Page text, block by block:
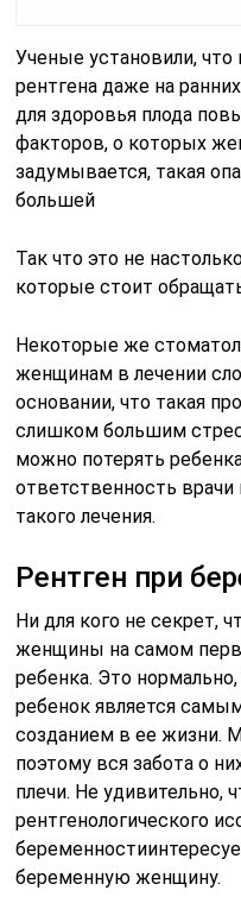
Ученые установили,
рентгена даже на
для здоровья плода
факторов, о которых
задумывается, такая
большей
Так что это не
которые стоит
Некоторые же
женщинам в лечении
основании, что такая
слишком большим
можно потерять
ответственность
такого лечения.
Рентген при
Ни для кого не секрет,
женщины на самом
ребенка. Это
ребенок является
созданием в ее жизни.
поэтому вся забота о
плечи. Не удивительно,
рентгенологического
беременную женщину.